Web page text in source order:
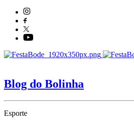
Blog do Bolinha
Esporte